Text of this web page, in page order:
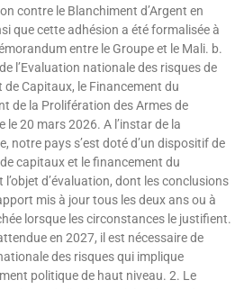
contre le Blanchiment d’Argent en
que cette adhésion a été formalisée à
entre le Groupe et le Mali. b.
l’Evaluation nationale des risques de
Capitaux, le Financement du
de la Prolifération des Armes de
20 mars 2026. A l’instar de la
notre pays s’est doté d’un dispositif de
capitaux et le financement du
d’évaluation, dont les conclusions
mis à jour tous les deux ans ou à
lorsque les circonstances le justifient.
en 2027, il est nécessaire de
des risques qui implique
politique de haut niveau. 2. Le